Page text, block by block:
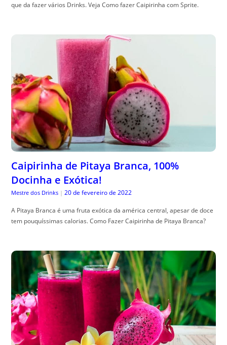
que da fazer vários Drinks. Veja Como fazer Caipirinha com Sprite.
Caipirinha de Pitaya Branca, 100%
Docinha e Exótica!
Mestre dos Drinks | 20 de fevereiro de 2022
A Pitaya Branca é uma fruta exótica da américa central, apesar de doce
tem pouquíssimas calorias. Como Fazer Caipirinha de Pitaya Branca?